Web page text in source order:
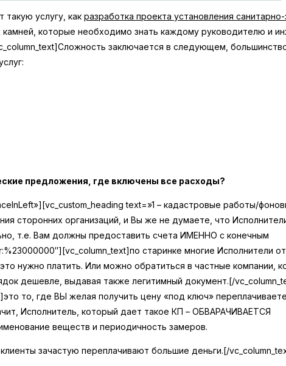
такую услугу, как разработка проекта установления
которые необходимо знать каждому руководителю и
Сложность заключается в следующем,
предложения, где включены все расходы?
text=»1 – кадастровые работы/
сторонних организаций, и Вы же не думаете, что
т.е. Вам должны предоставить счета ИМЕННО с конечным
по старинке многие Исполнители
нужно платить. Или можно обратиться в частные компании,
дешевле, выдавая также легитимный документ.[/
это то, где ВЫ желая получить цену «под ключ»
Исполнитель, который дает такое КП – ОБВАРАЧИВАЕТСЯ
веществ и периодичность замеров.
зачастую переплачивают большие деньги.[/